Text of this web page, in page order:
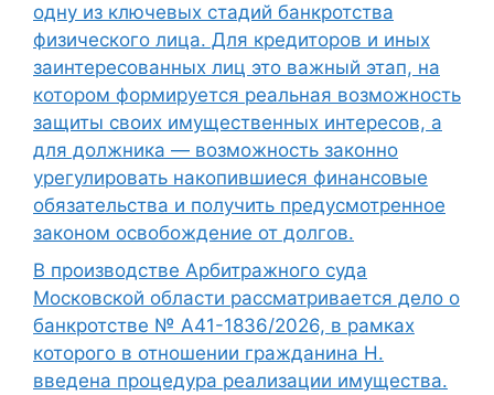
одну из ключевых стадий банкротства
физического лица. Для кредиторов и иных
заинтересованных лиц это важный этап, на
котором формируется реальная возможность
защиты своих имущественных интересов, а
для должника — возможность законно
урегулировать накопившиеся финансовые
обязательства и получить предусмотренное
законом освобождение от долгов.
В производстве Арбитражного суда
Московской области рассматривается дело о
банкротстве № А41-1836/2026, в рамках
которого в отношении гражданина Н.
введена процедура реализации имущества.